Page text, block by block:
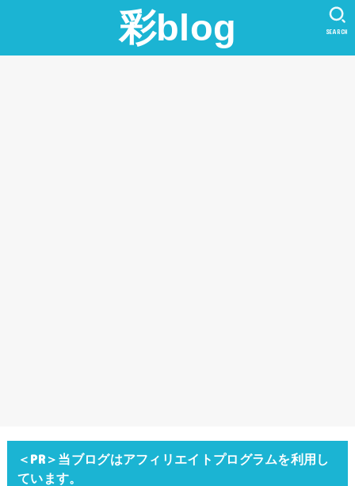
彩blog SEARCH
＜PR＞当ブログはアフィリエイトプログラムを利用し
ています。